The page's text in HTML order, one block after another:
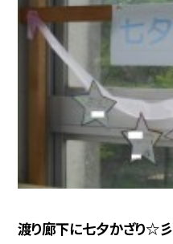
渡り廊下に七夕かざり☆彡